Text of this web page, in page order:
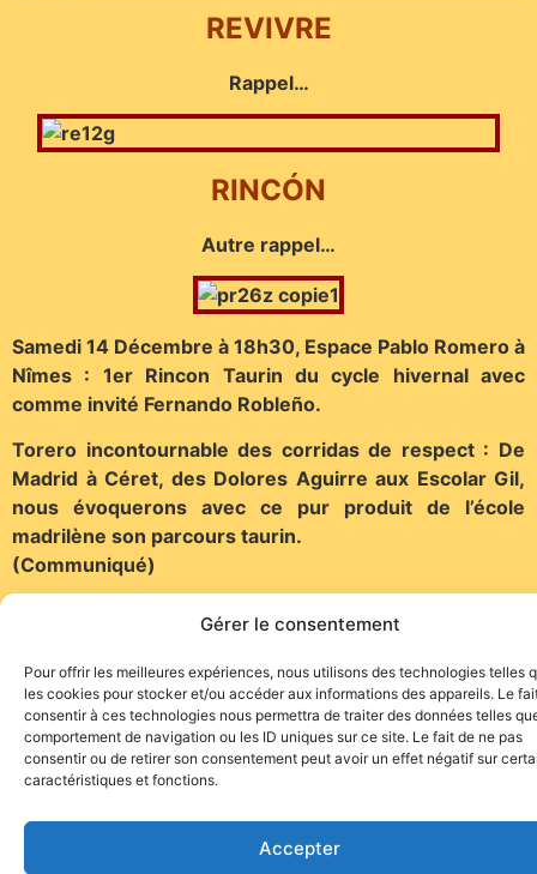
Gérer le consentement
Pour offrir les meilleures expériences, nous utilisons des technologies telles
les cookies pour stocker et/ou accéder aux informations des appareils. Le
consentir à ces technologies nous permettra de traiter des données telles
comportement de navigation ou les ID uniques sur ce site. Le fait de ne pas
consentir ou de retirer son consentement peut avoir un effet négatif sur
caractéristiques et fonctions.
Accepter
REVIVRE
Rappel…
RINCÓN
Autre rappel…
Samedi 14 Décembre à 18h30, Espace Pablo Romero à
Nîmes : 1er Rincon Taurin du cycle hivernal avec
comme invité Fernando Robleño.
Torero incontournable des corridas de respect : De
Madrid à Céret, des Dolores Aguirre aux Escolar Gil,
nous évoquerons avec ce pur produit de l’école
madrilène son parcours taurin.
(Communiqué)
Site de l'association TOROFIESTA